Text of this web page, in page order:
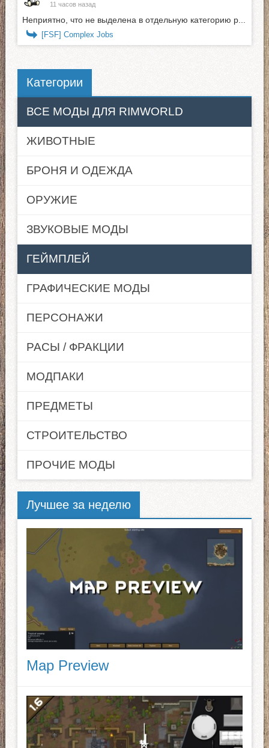
11 часов назад
Неприятно, что не выделена в отдельную категорию р...
[FSF] Complex Jobs
Категории
ВСЕ МОДЫ ДЛЯ RIMWORLD
ЖИВОТНЫЕ
БРОНЯ И ОДЕЖДА
ОРУЖИЕ
ЗВУКОВЫЕ МОДЫ
ГЕЙМПЛЕЙ
ГРАФИЧЕСКИЕ МОДЫ
ПЕРСОНАЖИ
РАСЫ / ФРАКЦИИ
МОДПАКИ
ПРЕДМЕТЫ
СТРОИТЕЛЬСТВО
ПРОЧИЕ МОДЫ
Лучшее за неделю
Map Preview